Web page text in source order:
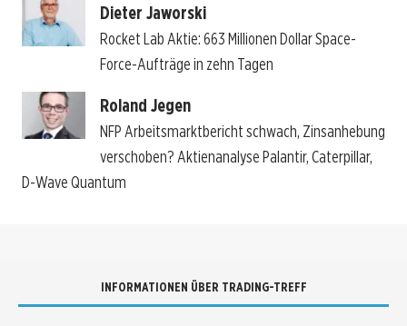
Dieter Jaworski
Rocket Lab Aktie: 663 Millionen Dollar Space-
Force-Aufträge in zehn Tagen
Roland Jegen
NFP Arbeitsmarktbericht schwach, Zinsanhebung
verschoben? Aktienanalyse Palantir, Caterpillar,
D-Wave Quantum
INFORMATIONEN ÜBER TRADING-TREFF